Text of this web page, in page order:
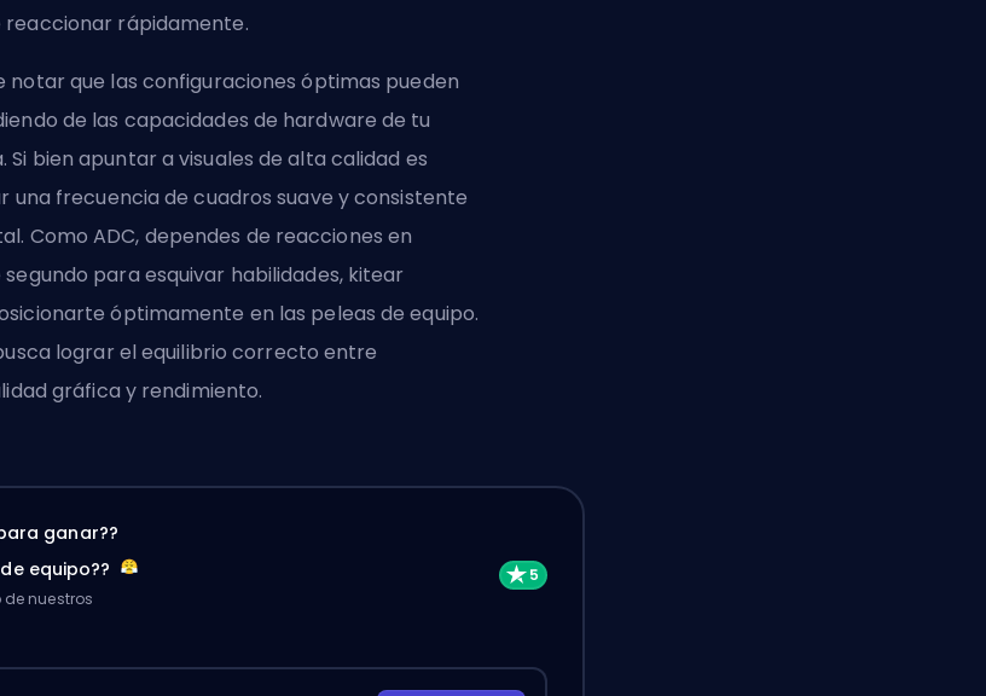
reaccionar rápidamente.
notar que las configuraciones óptimas pueden
de las capacidades de hardware de tu
bien apuntar a visuales de alta calidad es
una frecuencia de cuadros suave y consistente
Como ADC, dependes de reacciones en
para esquivar habilidades, kitear
óptimamente en las peleas de equipo.
lograr el equilibrio correcto entre
gráfica y rendimiento.
ganar??
equipo??
nuestros